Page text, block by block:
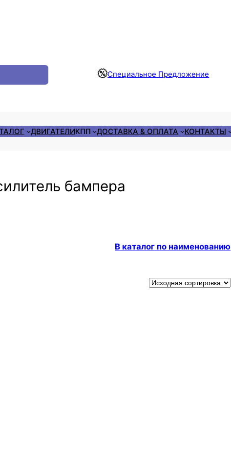
Специальное Предложение
ДВИГАТЕЛИКПП ДОСТАВКА & ОПЛАТА КОНТАКТЫ
бампера
В каталог по наименованию